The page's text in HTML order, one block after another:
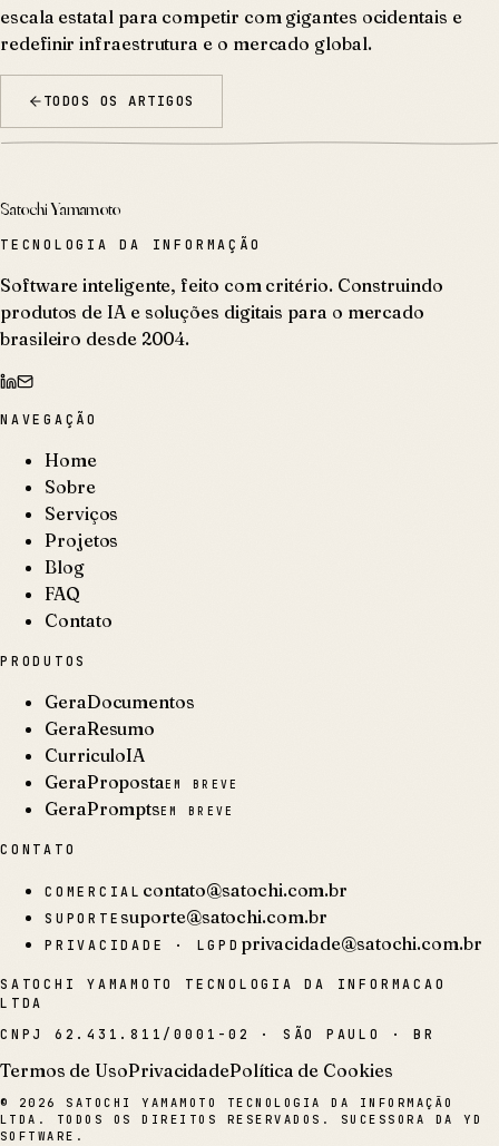
escala estatal para competir com gigantes ocidentais e
redefinir infraestrutura e o mercado global.
TODOS OS ARTIGOS
Satochi Yamamoto
TECNOLOGIA DA INFORMAÇÃO
Software inteligente, feito com critério. Construindo
produtos de IA e soluções digitais para o mercado
brasileiro desde 2004.
NAVEGAÇÃO
Home
Sobre
Serviços
Projetos
Blog
FAQ
Contato
PRODUTOS
GeraDocumentos
GeraResumo
CurriculoIA
GeraPropostaEM BREVE
GeraPromptsEM BREVE
CONTATO
COMERCIAL contato@satochi.com.br
SUPORTEsuporte@satochi.com.br
PRIVACIDADE · LGPD privacidade@satochi.com.br
SATOCHI YAMAMOTO TECNOLOGIA DA INFORMACAO
LTDA
CNPJ 62.431.811/0001-02 · SÃO PAULO · BR
Termos de UsoPrivacidadePolítica de Cookies
© 2026
SATOCHI YAMAMOTO TECNOLOGIA DA INFORMAÇÃO
LTDA. TODOS OS DIREITOS RESERVADOS. SUCESSORA DA YD
SOFTWARE.